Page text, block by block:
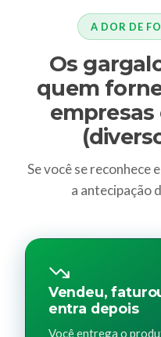
A DOR DE
Os
quem
Se você se reconhece
a antecipação
Vendeu,
entra depois
Você entrega o